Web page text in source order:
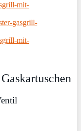
mit-
gasgrill-
mit-